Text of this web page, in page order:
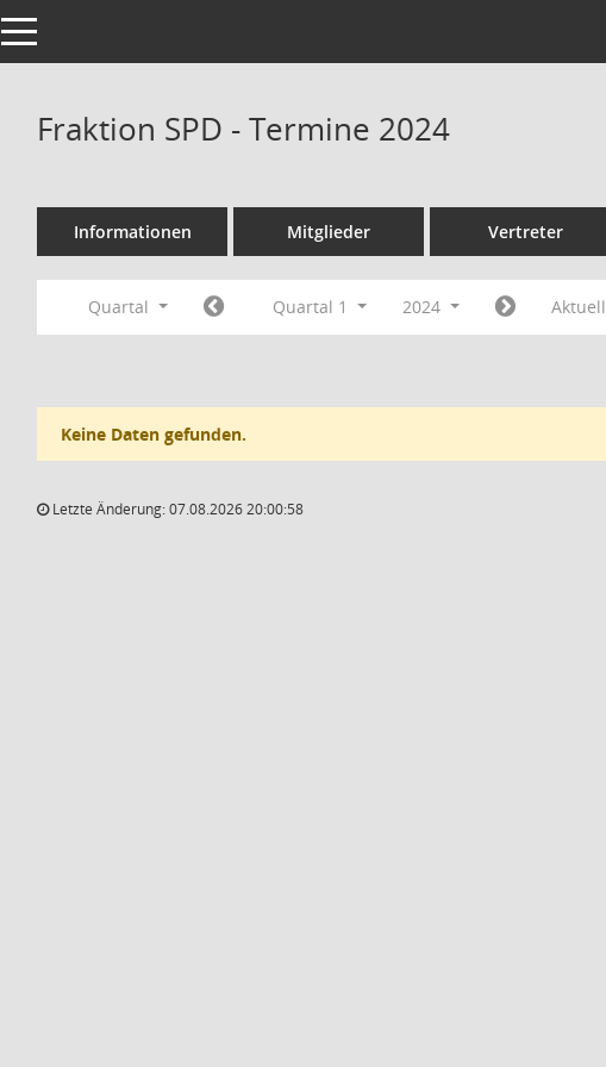
Toggle navigation
Fraktion SPD - Termine 2024
Informationen Mitglieder Vertreter
Quartal Quartal 1 2024 Aktuell
Keine Daten gefunden.
Letzte Änderung: 07.08.2026 20:00:58